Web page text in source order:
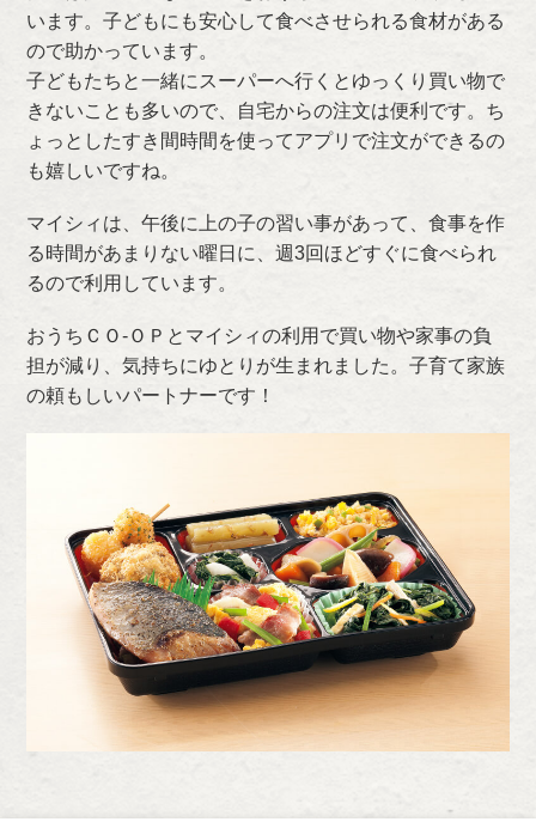
います。子どもにも安心して食べさせられる食材がある
ので助かっています。
子どもたちと一緒にスーパーへ行くとゆっくり買い物で
きないことも多いので、自宅からの注文は便利です。ち
ょっとしたすき間時間を使ってアプリで注文ができるの
も嬉しいですね。
マイシィは、午後に上の子の習い事があって、食事を作
る時間があまりない曜日に、週3回ほどすぐに食べられ
るので利用しています。
おうちＣＯ-ＯＰとマイシィの利用で買い物や家事の負
担が減り、気持ちにゆとりが生まれました。子育て家族
の頼もしいパートナーです！